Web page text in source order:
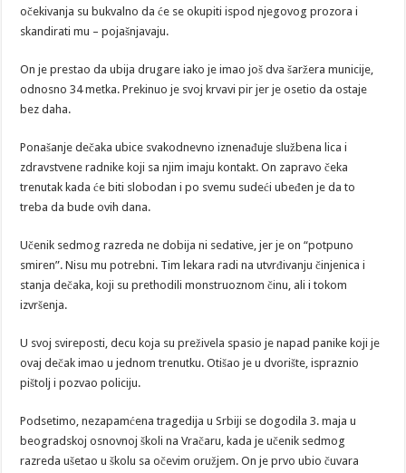
očekivanja su bukvalno da će se okupiti ispod njegovog prozora i
skandirati mu – pojašnjavaju.
On je prestao da ubija drugare iako je imao još dva šaržera municije,
odnosno 34 metka. Prekinuo je svoj krvavi pir jer je osetio da ostaje
bez daha.
Ponašanje dečaka ubice svakodnevno iznenađuje službena lica i
zdravstvene radnike koji sa njim imaju kontakt. On zapravo čeka
trenutak kada će biti slobodan i po svemu sudeći ubeđen je da to
treba da bude ovih dana.
Učenik sedmog razreda ne dobija ni sedative, jer je on “potpuno
smiren”. Nisu mu potrebni. Tim lekara radi na utvrđivanju činjenica i
stanja dečaka, koji su prethodili monstruoznom činu, ali i tokom
izvršenja.
U svoj svireposti, decu koja su preživela spasio je napad panike koji je
ovaj dečak imao u jednom trenutku. Otišao je u dvorište, ispraznio
pištolj i pozvao policiju.
Podsetimo, nezapamćena tragedija u Srbiji se dogodila 3. maja u
beogradskoj osnovnoj školi na Vračaru, kada je učenik sedmog
razreda ušetao u školu sa očevim oružjem. On je prvo ubio čuvara